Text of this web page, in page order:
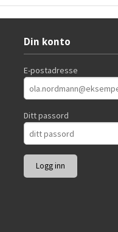
Din konto
E-postadresse
Ditt passord